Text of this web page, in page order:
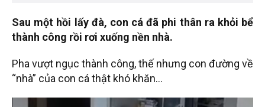
Sau một hồi lấy đà, con cá đã phi thân ra khỏi bể
thành công rồi rơi xuống nền nhà.
Pha vượt ngục thành công, thế nhưng con đường về
“nhà” của con cá thật khó khăn…